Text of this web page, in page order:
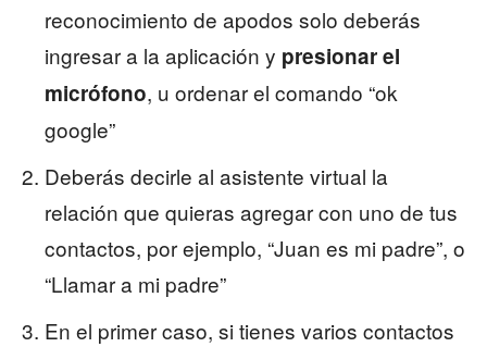
reconocimiento de apodos solo deberás
ingresar a la aplicación y presionar el
micrófono, u ordenar el comando “ok
google”
Deberás decirle al asistente virtual la
relación que quieras agregar con uno de tus
contactos, por ejemplo, “Juan es mi padre”, o
“Llamar a mi padre”
En el primer caso, si tienes varios contactos